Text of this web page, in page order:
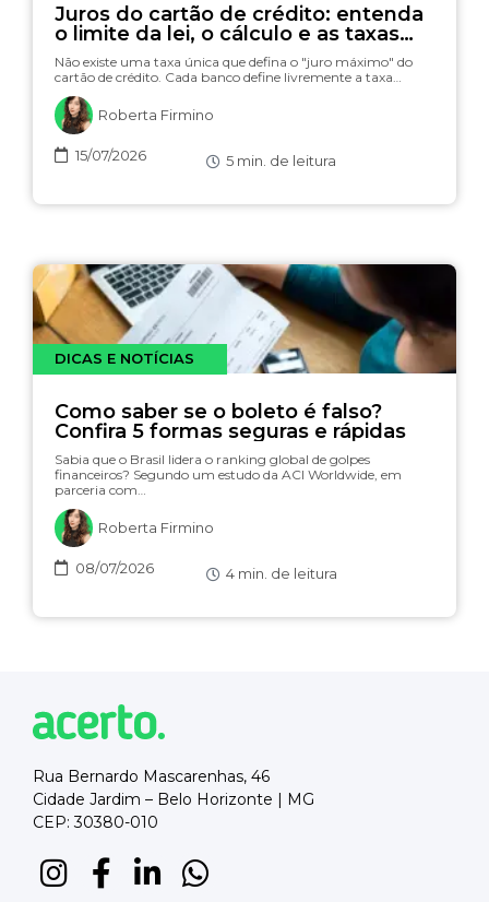
Juros do cartão de crédito: entenda
o limite da lei, o cálculo e as taxas
(com simulador)
Não existe uma taxa única que defina o "juro máximo" do
cartão de crédito. Cada banco define livremente a taxa…
Roberta Firmino
15/07/2026 5 min. de leitura
DICAS E NOTÍCIAS
Como saber se o boleto é falso?
Confira 5 formas seguras e rápidas
Sabia que o Brasil lidera o ranking global de golpes
financeiros? Segundo um estudo da ACI Worldwide, em
parceria com…
Roberta Firmino
08/07/2026 4 min. de leitura
Rua Bernardo Mascarenhas, 46
Cidade Jardim – Belo Horizonte | MG
CEP: 30380-010